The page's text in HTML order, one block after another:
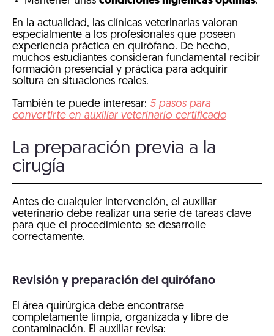
En la actualidad, las clínicas veterinarias valoran
especialmente a los profesionales que poseen
experiencia práctica en quirófano. De hecho,
muchos estudiantes consideran fundamental recibir
formación presencial y práctica para adquirir
soltura en situaciones reales.
También te puede interesar: 5 pasos para
convertirte en auxiliar veterinario certificado
La preparación previa a la
cirugía
Antes de cualquier intervención, el auxiliar
veterinario debe realizar una serie de tareas clave
para que el procedimiento se desarrolle
correctamente.
Revisión y preparación del quirófano
El área quirúrgica debe encontrarse
completamente limpia, organizada y libre de
contaminación. El auxiliar revisa: